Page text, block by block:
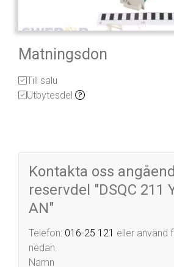
Matningsdon
Till salu
Utbytesdel
Kontakta oss
reservdel "DSQC 211
AN"
Telefon: 016-25 121 eller använd
nedan.
Namn